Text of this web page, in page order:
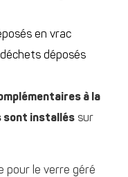
en vrac
déposés
à la
sont installés sur
pour le verre géré